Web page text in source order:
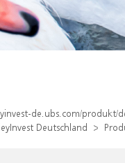
de.ubs.com/produkt/
Deutschland